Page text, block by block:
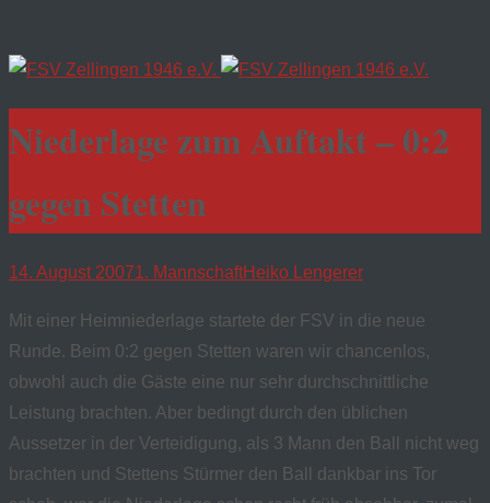
Niederlage zum Auftakt – 0:2
gegen Stetten
14. August 20071. MannschaftHeiko Lengerer
Mit einer Heimniederlage startete der FSV in die neue
Runde. Beim 0:2 gegen Stetten waren wir chancenlos,
obwohl auch die Gäste eine nur sehr durchschnittliche
Leistung brachten. Aber bedingt durch den üblichen
Aussetzer in der Verteidigung, als 3 Mann den Ball nicht weg
brachten und Stettens Stürmer den Ball dankbar ins Tor